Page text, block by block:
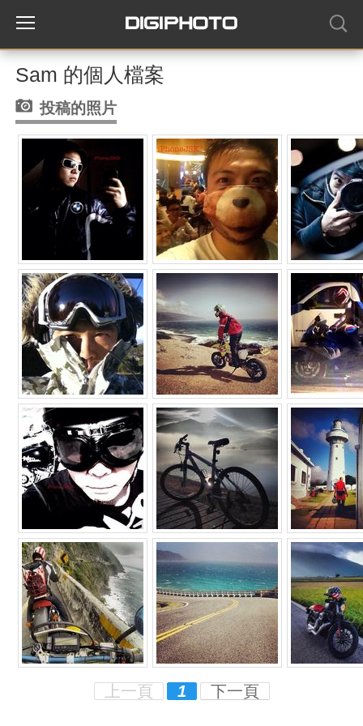
Sam 的個人檔案
投稿的照片
上一頁 1 下一頁